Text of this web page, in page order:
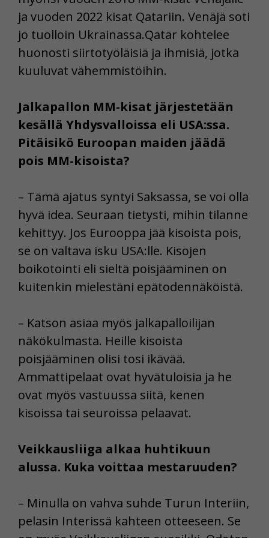
ja vuoden 2022 kisat Qatariin. Venäjä soti
jo tuolloin Ukrainassa.Qatar kohtelee
huonosti siirtotyöläisiä ja ihmisiä, jotka
kuuluvat vähemmistöihin.
Jalkapallon MM-kisat järjestetään
kesällä Yhdysvalloissa eli USA:ssa.
Pitäisikö Euroopan maiden jäädä
pois MM-kisoista?
– Tämä ajatus syntyi Saksassa, se voi olla
hyvä idea. Seuraan tietysti, mihin tilanne
kehittyy. Jos Eurooppa jää kisoista pois,
se on valtava isku USA:lle. Kisojen
boikotointi eli sieltä poisjääminen on
kuitenkin mielestäni epätodennäköistä.
– Katson asiaa myös jalkapalloilijan
näkökulmasta. Heille kisoista
poisjääminen olisi tosi ikävää.
Ammattipelaat ovat hyvätuloisia ja he
ovat myös vastuussa siitä, kenen
kisoissa tai seuroissa pelaavat.
Veikkausliiga alkaa huhtikuun
alussa. Kuka voittaa mestaruuden?
– Minulla on vahva suhde Turun Interiin,
pelasin Interissä kahteen otteeseen. Se
Voit valita, hyväksytkö näiden evästeiden käytön.